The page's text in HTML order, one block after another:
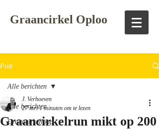
Graancirkel Oploo
Post
Alle berichten
Graancirkelloop
Alle berichten
Graancirkelrun mikt op 200
J. Verhoeven
27 mrt 1 minuten om te lezen